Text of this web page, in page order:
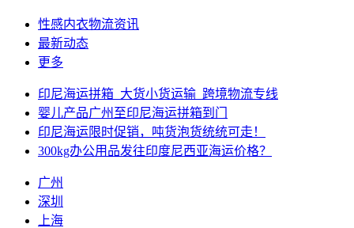
性感内衣物流资讯
最新动态
更多
印尼海运拼箱_大货小货运输_跨境物流专线
婴儿产品广州至印尼海运拼箱到门
印尼海运限时促销，吨货泡货统统可走！
300kg办公用品发往印度尼西亚海运价格？
广州
深圳
上海